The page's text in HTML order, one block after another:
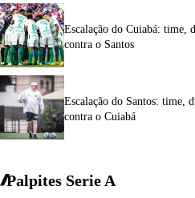
Escalação do Cuiabá: time,
contra o Santos
Escalação do Santos: time,
contra o Cuiabá
Palpites Serie A